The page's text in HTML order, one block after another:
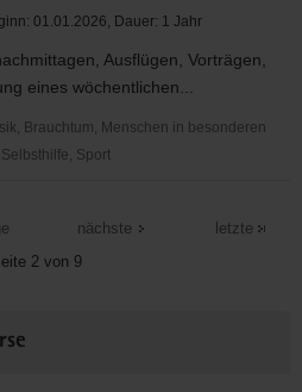
01.01.2026, Dauer: 1 Jahr
Ausflügen, Vorträgen,
eines wöchentlichen...
Brauchtum, Menschen in besonderen
Sport
2 von 9
nächste letzte